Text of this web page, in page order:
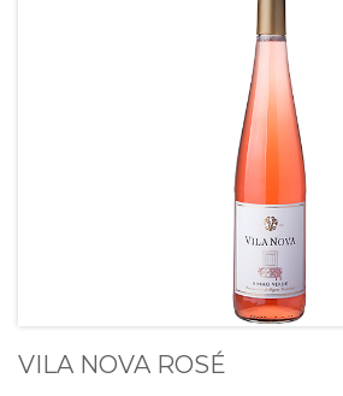
VILA NOVA ROSÉ